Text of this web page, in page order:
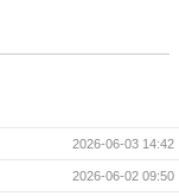
2026-06-03 14:42
2026-06-02 09:50